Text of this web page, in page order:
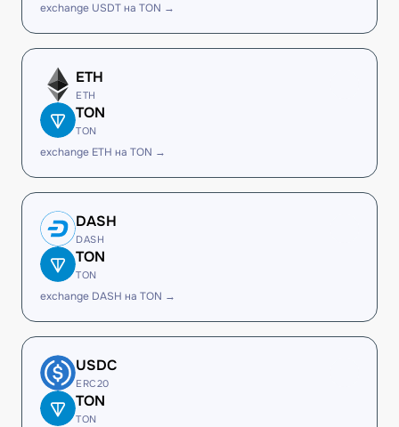
exchange USDT на TON →
ETH
ETH
TON
TON
exchange ETH на TON →
DASH
DASH
TON
TON
exchange DASH на TON →
USDC
ERC20
TON
TON